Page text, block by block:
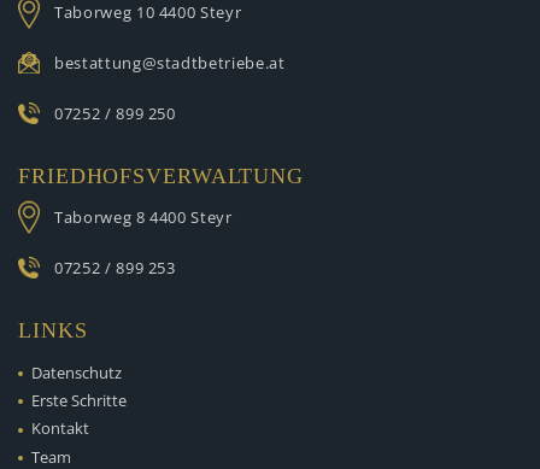
Taborweg 10 4400 Steyr
bestattung@stadtbetriebe.at
07252 / 899 250
FRIEDHOFSVERWALTUNG
Taborweg 8 4400 Steyr
07252 / 899 253
LINKS
Datenschutz
Erste Schritte
Kontakt
Team